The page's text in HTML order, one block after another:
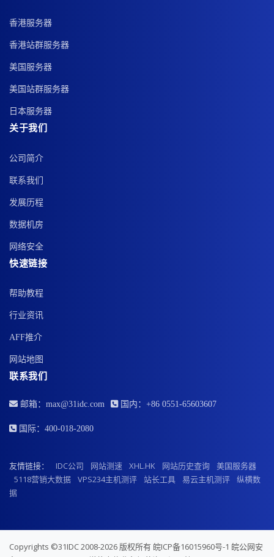
香港服务器
香港站群服务器
美国服务器
美国站群服务器
日本服务器
关于我们
公司简介
联系我们
发展历程
数据机房
网络安全
快速链接
帮助教程
行业资讯
AFF推介
网站地图
联系我们
邮箱：max@31idc.com 国内：+86 0551-65603607
国际：400-018-2080
友情链接： IDC公司 网站测速 XHL.HK 网站历史查询
美国服务器
5118营销大数据
VPS234主机测评 站长工具 易云主机测评
纵横数
据
Copyrights ©31IDC 2008-2026 版权所有 皖ICP备16015960号-1 皖公网安